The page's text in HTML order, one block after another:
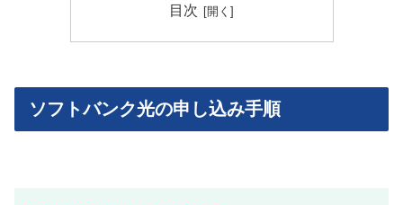
目次
ソフトバンク光の申し込み手順